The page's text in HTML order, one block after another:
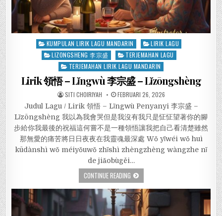
Posted
KUMPULAN LIRIK LAGU MANDARIN
LIRIK LAGU
LIZONGSHENG 李宗盛
TERJEMAHAN LAGU
TERJEMAHAN LIRIK LAGU MANDARIN
Lirik 領悟 – Lǐngwù 李宗盛 – Lǐzōngshèng
SITI CHOIRIYAH FEBRUARI 26, 2026
Judul Lagu / Lirik 領悟 – Lǐngwù Penyanyi 李宗盛 –
Lǐzōngshèng 我以為我會哭但是我沒有我只是怔怔望著你的腳
步給你我最後的祝福這何嘗不是一種領悟讓我把自己看清楚雖然
那無愛的痛苦將日日夜夜在我靈魂最深處 Wǒ yǐwéi wǒ huì
kūdànshì wǒ méiyǒuwǒ zhǐshì zhèngzhèng wàngzhe nǐ
de jiǎobùgěi…
CONTINUE READING